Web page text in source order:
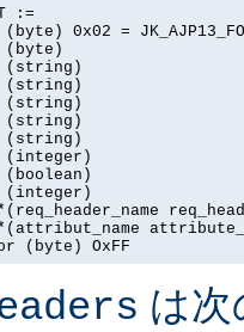
:=
0x02 =
(byte)
(byte) OxFF
は